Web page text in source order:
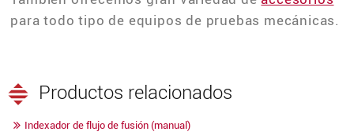
para todo tipo de equipos de pruebas mecánicas.
Productos relacionados
Indexador de flujo de fusión (manual)